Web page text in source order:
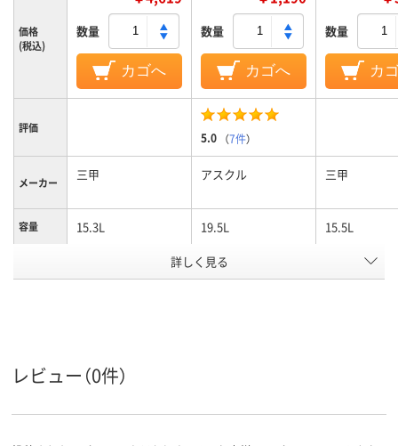
価格
(税込)
数量
カゴへ
数量
カゴへ
数量
カ
評価
5.0 （7件）
メーカー 三甲 アスクル 三甲
容量 15.3L 19.5L 15.5L
ポリプロピレン
スコア
詳しく見る
レビュー（0件）